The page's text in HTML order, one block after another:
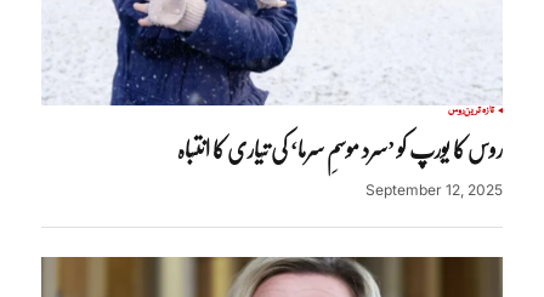
تازہ ترینروس
روس کا یورپ کو ’سرد موسمِ سرما‘ کی تیاری کا انتباہ
September 12, 2025